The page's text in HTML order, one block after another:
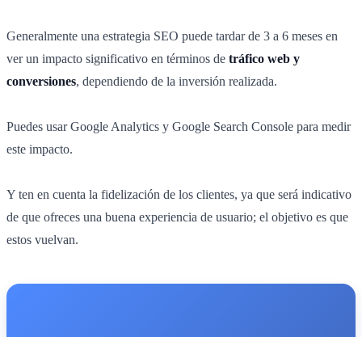
Generalmente una estrategia SEO puede tardar de 3 a 6 meses en
ver un impacto significativo en términos de tráfico web y
conversiones, dependiendo de la inversión realizada.
Puedes usar Google Analytics y Google Search Console para medir
este impacto.
Y ten en cuenta la fidelización de los clientes, ya que será indicativo
de que ofreces una buena experiencia de usuario; el objetivo es que
estos vuelvan.